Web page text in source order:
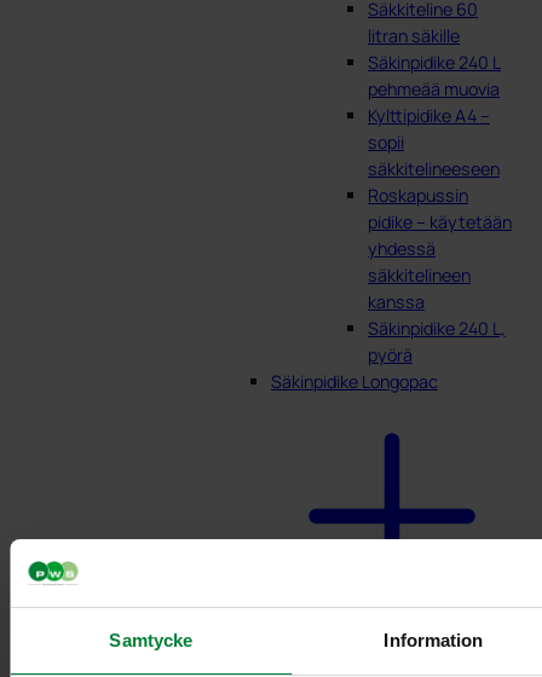
Samtycke Information
Säkkiteline 60
litran säkille
Säkinpidike 240 L
pehmeää muovia
Kylttipidike A4 –
sopii
säkkitelineeseen
Roskapussin
pidike – käytetään
yhdessä
säkkitelineen
kanssa
Säkinpidike 240 L,
pyörä
Säkinpidike Longopac